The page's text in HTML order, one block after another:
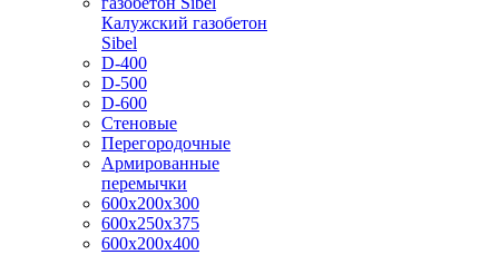
Калужский газобетон
Sibel
D-400
D-500
D-600
Стеновые
Перегородочные
Армированные
перемычки
600х200х300
600х250х375
600х200х400